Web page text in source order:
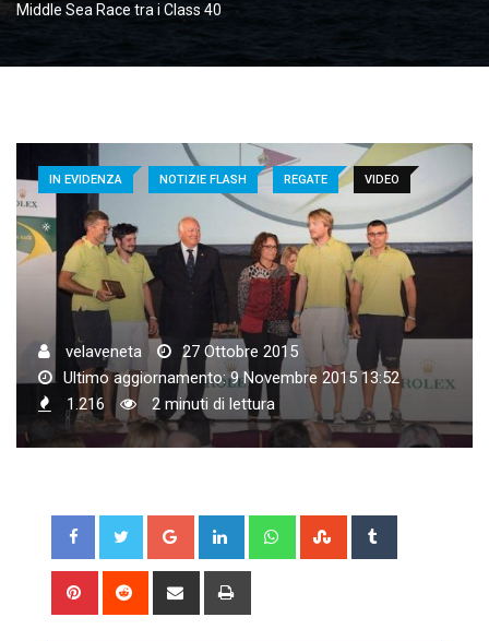
Middle Sea Race tra i Class 40
IN EVIDENZA NOTIZIE FLASH REGATE VIDEO
velaveneta
27 Ottobre 2015
Ultimo aggiornamento: 9 Novembre 2015 13:52
1.216
2 minuti di lettura
Google+ LinkedIn WhatsappStumbleUpon
Pinterest Reddit
Share